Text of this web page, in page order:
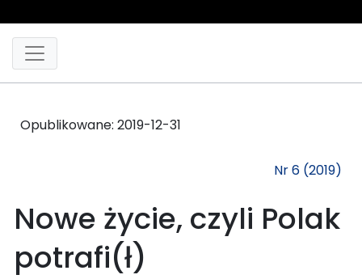
Opublikowane: 2019-12-31
Nr 6 (2019)
Nowe życie, czyli Polak
potrafi(ł)